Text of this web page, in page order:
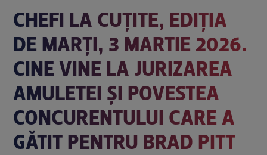
CHEFI LA CUȚITE, EDIȚIA
DE MARȚI, 3 MARTIE 2026.
CINE VINE LA JURIZAREA
AMULETEI ȘI POVESTEA
CONCURENTULUI CARE A
GĂTIT PENTRU BRAD PITT